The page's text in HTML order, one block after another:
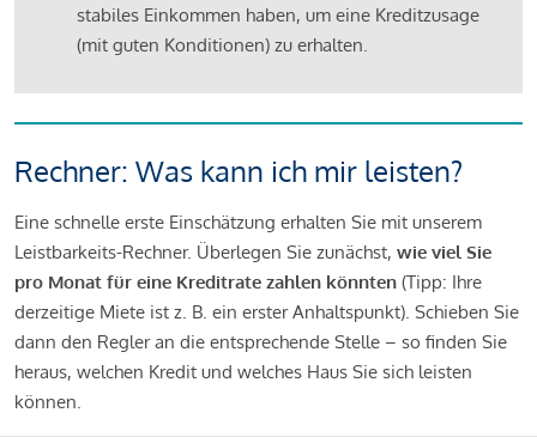
stabiles Einkommen haben, um eine Kreditzusage
(mit guten Konditionen) zu erhalten.
Rechner: Was kann ich mir leisten?
Eine schnelle erste Einschätzung erhalten Sie mit unserem
Leistbarkeits-Rechner. Überlegen Sie zunächst, wie viel Sie
pro Monat für eine Kreditrate zahlen könnten (Tipp: Ihre
derzeitige Miete ist z. B. ein erster Anhaltspunkt). Schieben Sie
dann den Regler an die entsprechende Stelle – so finden Sie
heraus, welchen Kredit und welches Haus Sie sich leisten
können.